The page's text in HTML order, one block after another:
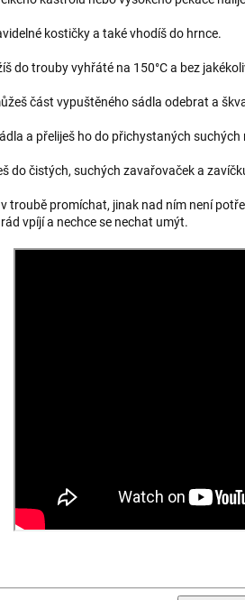
kostičky a také vhodíš do hrnce.
do trouby vyhřáté na 150°C a bez
část vypuštěného sádla odebrat a
a přeliješ ho do přichystaných suchých
do čistých, suchých zavařovaček a
troubě promíchat, jinak nad ním není
vpíjí a nechce se nechat umýt.